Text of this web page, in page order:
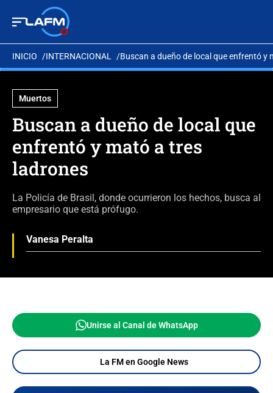
INICIO INTERNACIONAL Buscan a dueño de local que enfrentó y
Muertos
Buscan a dueño de local que
enfrentó y mató a tres
ladrones
La Policía de Brasil, donde ocurrieron los hechos, busca al
empresario que está prófugo.
Vanesa Peralta
Unirse al Canal de WhatsApp
La FM en Google News